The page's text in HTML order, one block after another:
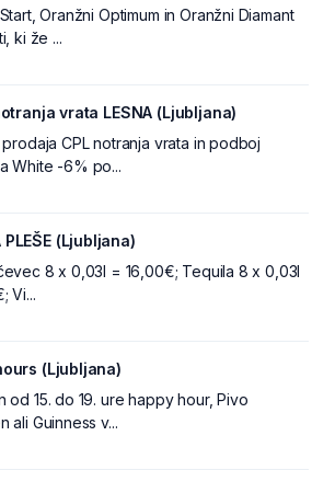
Oranžni Optimum in Oranžni Diamant
ki že ...
vrata LESNA (Ljubljana)
CPL notranja vrata in podboj
White -6% po...
PLEŠE (Ljubljana)
8 x 0,03l = 16,00€; Tequila 8 x 0,03l
Vi...
(Ljubljana)
od 15. do 19. ure happy hour, Pivo
ali Guinness v...